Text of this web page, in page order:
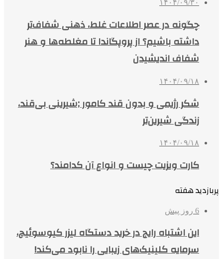
۱۴۰۴/۰۹/۳۰
چگونه در عصر اطلاعات غلط، ذهنی شفاف‌تر
داشته باشیم؟ از پروپگاندا تا مغلطه‌ها و هنر
شفاف اندیشیدن
۱۴۰۴/۰۹/۱۸
شکر رژیمی و بدون قند کامور ;شیرینی بی‌قند،
زندگی شیرین‌تر
۱۴۰۴/۰۹/۱۸
کارت ویزیت چیست و انواع آن کدامند؟
پربازدید هفته
6 روز پیش
این اشتباه رایج در خرید دستگاه لیزر کیوسوئیچ،
سرمایه کلینیک‌های زیبایی را نابود می‌کند!